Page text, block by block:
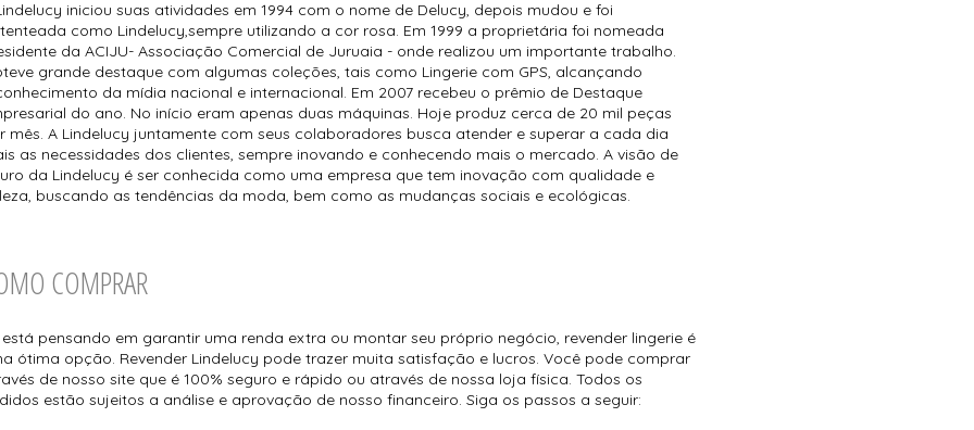
iniciou suas atividades em 1994 com o nome de Delucy, depois mudou e foi
como Lindelucy,sempre utilizando a cor rosa. Em 1999 a proprietária foi nomeada
da ACIJU- Associação Comercial de Juruaia - onde realizou um importante trabalho.
grande destaque com algumas coleções, tais como Lingerie com GPS, alcançando
da mídia nacional e internacional. Em 2007 recebeu o prêmio de Destaque
do ano. No início eram apenas duas máquinas. Hoje produz cerca de 20 mil peças
mês. A Lindelucy juntamente com seus colaboradores busca atender e superar a cada dia
as necessidades dos clientes, sempre inovando e conhecendo mais o mercado. A visão de
da Lindelucy é ser conhecida como uma empresa que tem inovação com qualidade e
buscando as tendências da moda, bem como as mudanças sociais e ecológicas.
COMPRAR
está pensando em garantir uma renda extra ou montar seu próprio negócio, revender lingerie é
ótima opção. Revender Lindelucy pode trazer muita satisfação e lucros. Você pode comprar
de nosso site que é 100% seguro e rápido ou através de nossa loja física. Todos os
estão sujeitos a análise e aprovação de nosso financeiro. Siga os passos a seguir: